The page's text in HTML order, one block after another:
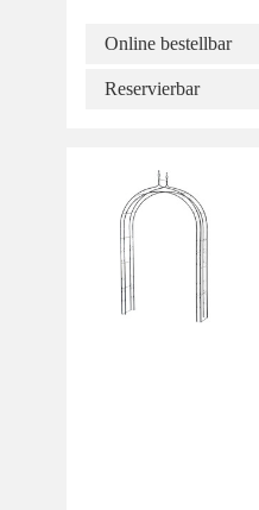
Online bestellbar
Reservierbar